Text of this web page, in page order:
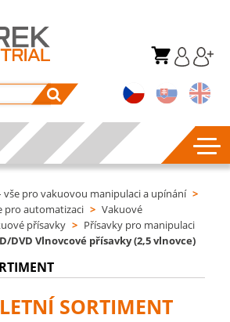
vše pro vakuovou manipulaci a upínání >
pro automatizaci > Vakuové
přísavky > Přísavky pro manipulaci
DVD Vlnovcové přísavky (2,5 vlnovce)
SORTIMENT